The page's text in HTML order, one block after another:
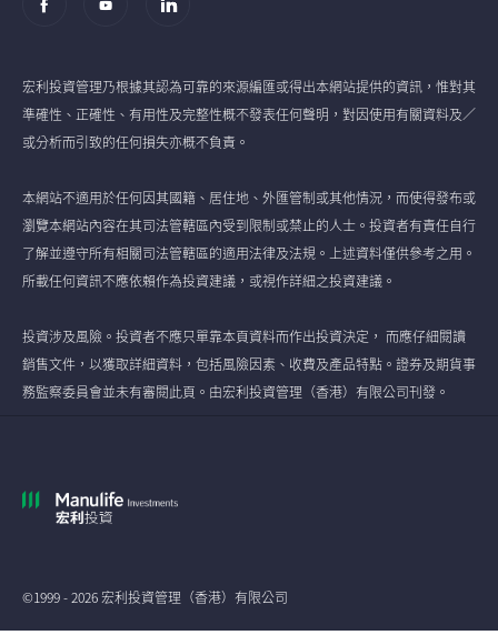
宏利投資管理乃根據其認為可靠的來源編匯或得出本網站提供的資訊，惟對其
準確性、正確性、有用性及完整性概不發表任何聲明，對因使用有關資料及／
或分析而引致的任何損失亦概不負責。
本網站不適用於任何因其國籍、居住地、外匯管制或其他情況，而使得發布或
瀏覽本網站內容在其司法管轄區內受到限制或禁止的人士。投資者有責任自行
了解並遵守所有相關司法管轄區的適用法律及法規。上述資料僅供參考之用。
所載任何資訊不應依賴作為投資建議，或視作詳細之投資建議。
投資涉及風險。投資者不應只單靠本頁資料而作出投資決定， 而應仔細閱讀
銷售文件，以獲取詳細資料，包括風險因素、收費及產品特點。證券及期貨事
務監察委員會並未有審閱此頁。由宏利投資管理（香港）有限公司刊發。
©1999 - 2026 宏利投資管理（香港）有限公司